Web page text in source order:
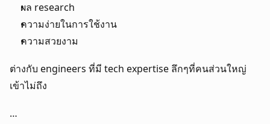
ผล research
ความง่ายในการใช้งาน
ความสวยงาม
ต่างกับ engineers ที่มี tech expertise ลึกๆที่คนส่วนใหญ่
เข้าไม่ถึง
…